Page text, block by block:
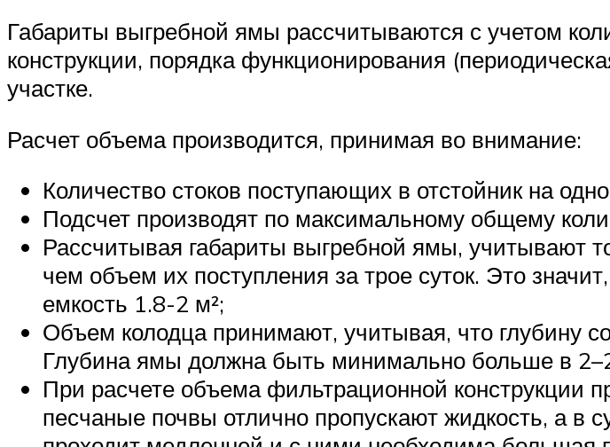
Габариты выгребной ямы рассчитываются с учетом
конструкции, порядка функционирования
участке.
Расчет объема производится, принимая во внимание:
Количество стоков поступающих в отстойник на
Подсчет производят по максимальному общему
Рассчитывая габариты выгребной ямы, учитывают
чем объем их поступления за трое суток. Это
емкость 1.8-2 м²;
Объем колодца принимают, учитывая, что глубину
Глубина ямы должна быть минимально больше в
При расчете объема фильтрационной конструкции
песчаные почвы отлично пропускают жидкость, а в